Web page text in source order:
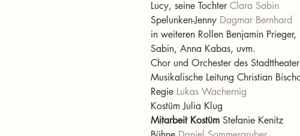
Lucy, seine Tochter Clara Sabin
Spelunken-Jenny Dagmar Bernhard
in weiteren Rollen Benjamin
Sabin, Anna Kabas, uvm.
Chor und Orchester des
Musikalische Leitung Christian
Regie Lukas Wachernig
Mitarbeit Kostüm Stefanie Kenitz